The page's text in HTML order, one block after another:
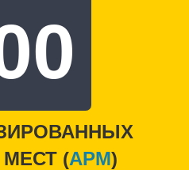
(APM)